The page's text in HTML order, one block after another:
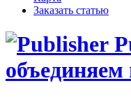
Заказать статью